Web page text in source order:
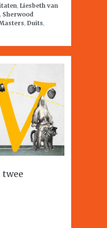
, Liesbeth van
, Sherwood
, Duits,
twee